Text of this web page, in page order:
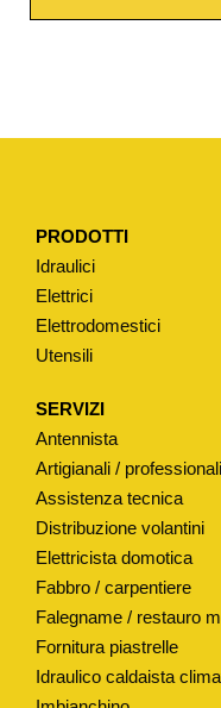
W
R
P
O
E
A
L
S
T
A
N
D
A
PRODOTTI
Idraulici
Elettrici
Elettrodomestici
Utensili
SERVIZI
Antennista
Artigianali / professionali
Assistenza tecnica
Distribuzione volantini
Elettricista domotica
Fabbro / carpentiere
Falegname / restauro
Fornitura piastrelle
Idraulico caldaista